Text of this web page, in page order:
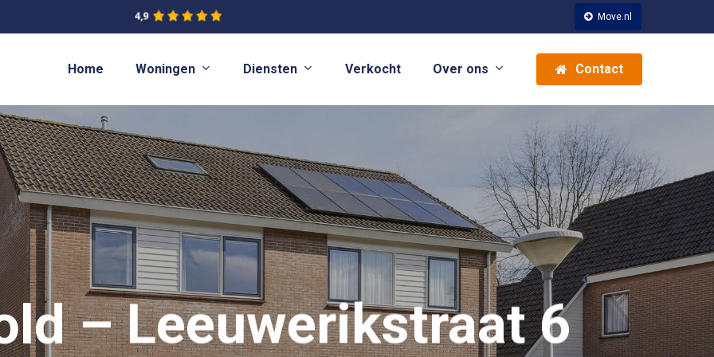
Move.nl
Home Woningen Diensten Verkocht Over ons Contact
– Leeuwerikstraat 6